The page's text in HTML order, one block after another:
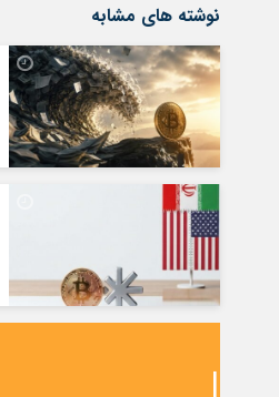
نوشته های مشابه